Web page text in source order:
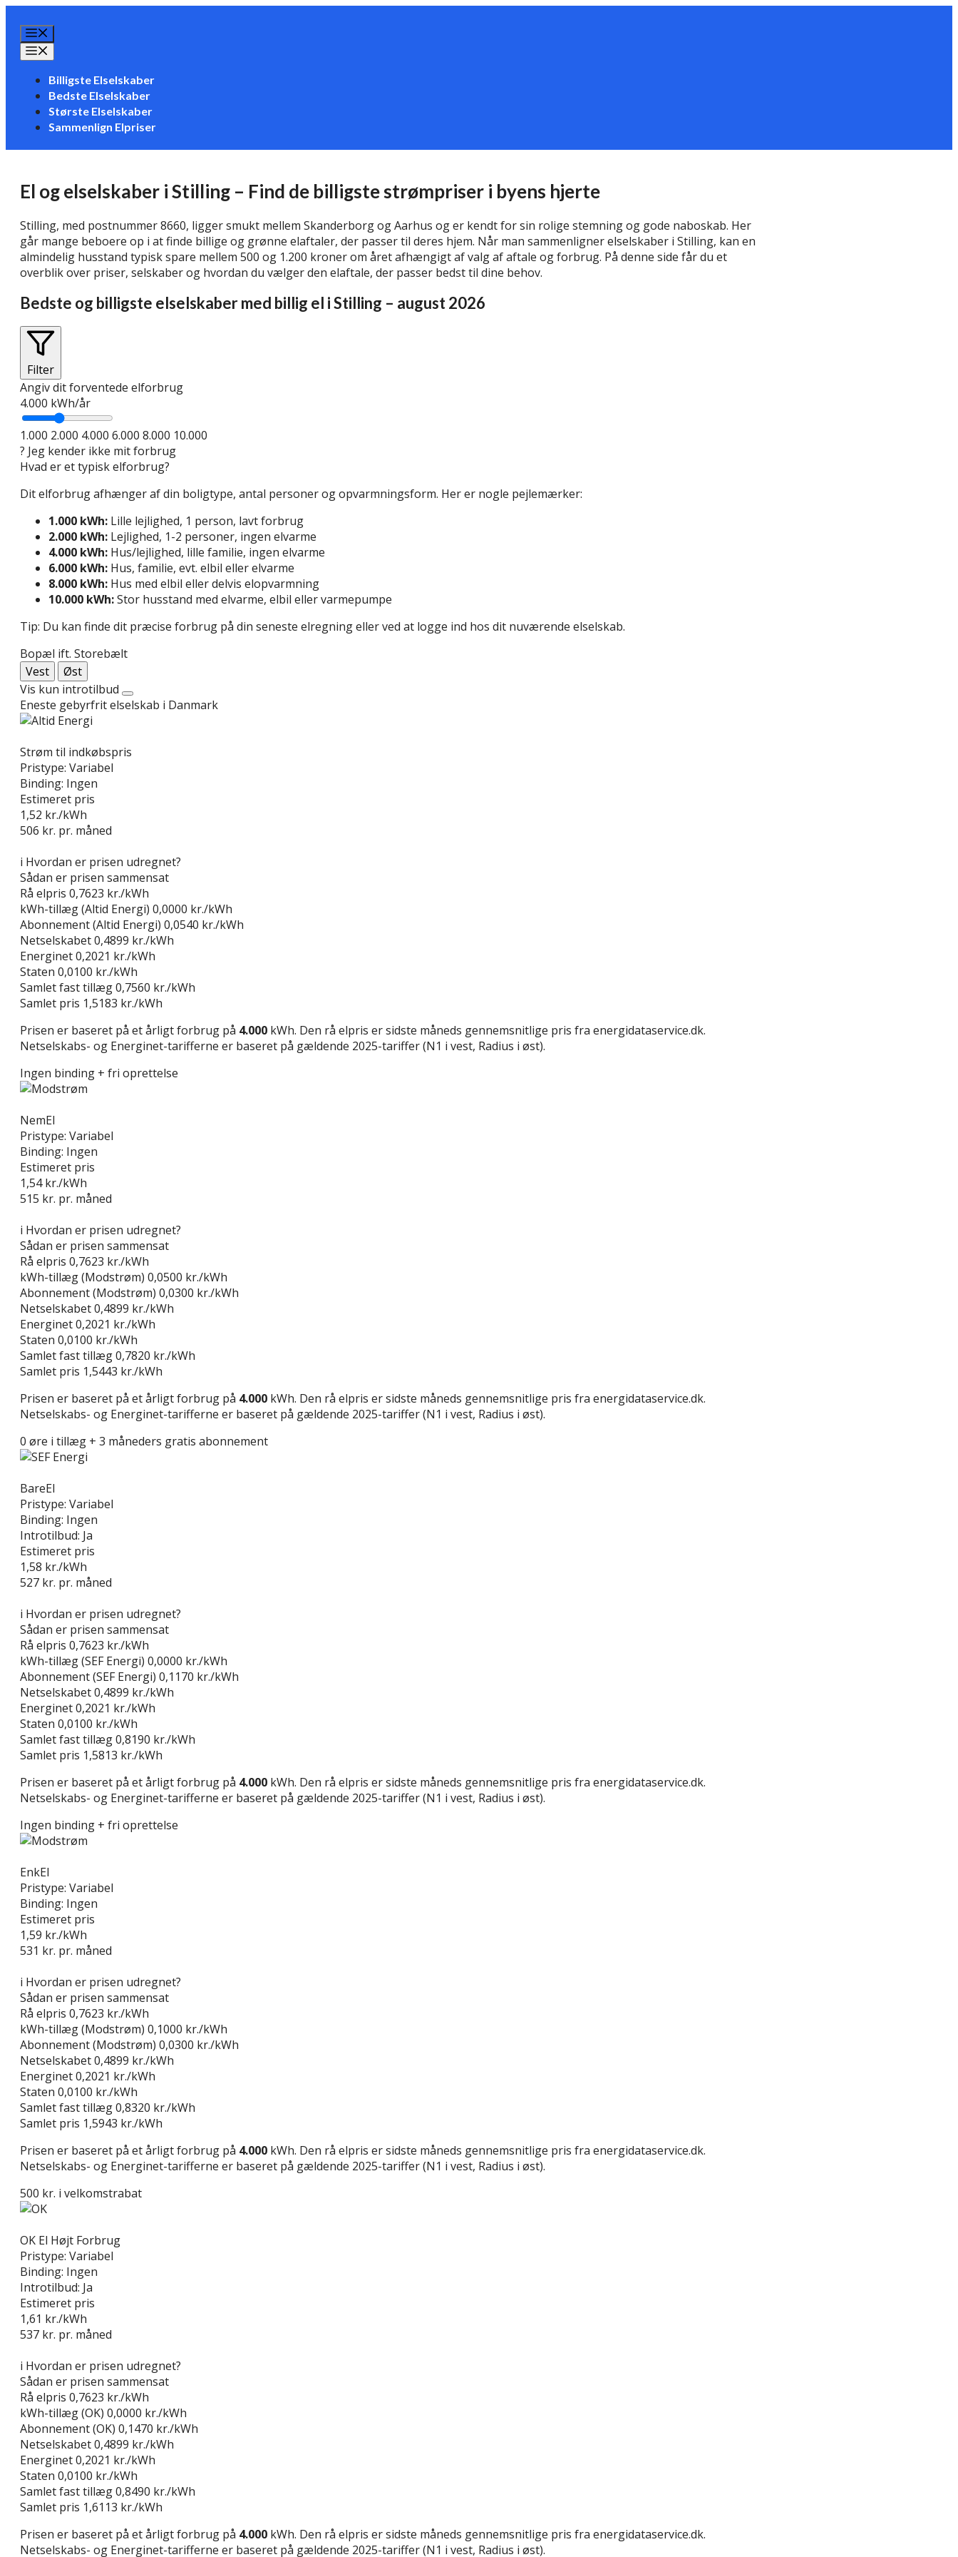
indhold
Billigste Elselskaber
Bedste Elselskaber
Største Elselskaber
Sammenlign Elpriser
El og elselskaber i Stilling – Find de billigste strømpriser i byens hjerte
Stilling, med postnummer 8660, ligger smukt mellem Skanderborg og Aarhus og er kendt for sin rolige stemning og gode naboskab. Her
går mange beboere op i at finde billige og grønne elaftaler, der passer til deres hjem. Når man sammenligner elselskaber i Stilling, kan en
almindelig husstand typisk spare mellem 500 og 1.200 kroner om året afhængigt af valg af aftale og forbrug. På denne side får du et
overblik over priser, selskaber og hvordan du vælger den elaftale, der passer bedst til dine behov.
Bedste og billigste elselskaber med billig el i Stilling – august 2026
Filter
Angiv dit forventede elforbrug
4.000 kWh/år
1.000 2.000 4.000 6.000 8.000 10.000
? Jeg kender ikke mit forbrug
Hvad er et typisk elforbrug?
Dit elforbrug afhænger af din boligtype, antal personer og opvarmningsform. Her er nogle pejlemærker:
1.000 kWh: Lille lejlighed, 1 person, lavt forbrug
2.000 kWh: Lejlighed, 1-2 personer, ingen elvarme
4.000 kWh: Hus/lejlighed, lille familie, ingen elvarme
6.000 kWh: Hus, familie, evt. elbil eller elvarme
8.000 kWh: Hus med elbil eller delvis elopvarmning
10.000 kWh:Stor husstand med elvarme, elbil eller varmepumpe
Tip: Du kan finde dit præcise forbrug på din seneste elregning eller ved at logge ind hos dit nuværende elselskab.
Bopæl ift. Storebælt
Vest
Øst
Vis kun introtilbud
Eneste gebyrfrit elselskab i Danmark
Strøm til indkøbspris
Pristype: Variabel
Binding: Ingen
Estimeret pris
1,52 kr./kWh
506 kr. pr. måned
i Hvordan er prisen udregnet?
Sådan er prisen sammensat
Rå elpris 0,7623 kr./kWh
kWh-tillæg (Altid Energi) 0,0000 kr./kWh
Abonnement (Altid Energi) 0,0540 kr./kWh
Netselskabet0,4899 kr./kWh
Energinet0,2021 kr./kWh
Staten 0,0100 kr./kWh
Samlet fast tillæg0,7560 kr./kWh
Samlet pris 1,5183 kr./kWh
Prisen er baseret på et årligt forbrug på 4.000 kWh. Den rå elpris er sidste måneds gennemsnitlige pris fra energidataservice.dk.
Netselskabs- og Energinet-tarifferne er baseret på gældende 2025-tariffer (N1 i vest, Radius i øst).
Ingen binding + fri oprettelse
NemEl
Pristype: Variabel
Binding: Ingen
Estimeret pris
1,54 kr./kWh
515 kr. pr. måned
i Hvordan er prisen udregnet?
Sådan er prisen sammensat
Rå elpris 0,7623 kr./kWh
kWh-tillæg (Modstrøm) 0,0500 kr./kWh
Abonnement (Modstrøm) 0,0300 kr./kWh
Netselskabet0,4899 kr./kWh
Energinet0,2021 kr./kWh
Staten 0,0100 kr./kWh
Samlet fast tillæg0,7820 kr./kWh
Samlet pris 1,5443 kr./kWh
Prisen er baseret på et årligt forbrug på 4.000 kWh. Den rå elpris er sidste måneds gennemsnitlige pris fra energidataservice.dk.
Netselskabs- og Energinet-tarifferne er baseret på gældende 2025-tariffer (N1 i vest, Radius i øst).
0 øre i tillæg + 3 måneders gratis abonnement
BareEl
Pristype: Variabel
Binding: Ingen
Introtilbud: Ja
Estimeret pris
1,58 kr./kWh
527 kr. pr. måned
i Hvordan er prisen udregnet?
Sådan er prisen sammensat
Rå elpris 0,7623 kr./kWh
kWh-tillæg (SEF Energi) 0,0000 kr./kWh
Abonnement (SEF Energi) 0,1170 kr./kWh
Netselskabet0,4899 kr./kWh
Energinet0,2021 kr./kWh
Staten 0,0100 kr./kWh
Samlet fast tillæg0,8190 kr./kWh
Samlet pris 1,5813 kr./kWh
Prisen er baseret på et årligt forbrug på 4.000 kWh. Den rå elpris er sidste måneds gennemsnitlige pris fra energidataservice.dk.
Netselskabs- og Energinet-tarifferne er baseret på gældende 2025-tariffer (N1 i vest, Radius i øst).
Ingen binding + fri oprettelse
EnkEl
Pristype: Variabel
Binding: Ingen
Estimeret pris
1,59 kr./kWh
531 kr. pr. måned
i Hvordan er prisen udregnet?
Sådan er prisen sammensat
Rå elpris 0,7623 kr./kWh
kWh-tillæg (Modstrøm) 0,1000 kr./kWh
Abonnement (Modstrøm) 0,0300 kr./kWh
Netselskabet0,4899 kr./kWh
Energinet0,2021 kr./kWh
Staten 0,0100 kr./kWh
Samlet fast tillæg0,8320 kr./kWh
Samlet pris 1,5943 kr./kWh
Prisen er baseret på et årligt forbrug på 4.000 kWh. Den rå elpris er sidste måneds gennemsnitlige pris fra energidataservice.dk.
Netselskabs- og Energinet-tarifferne er baseret på gældende 2025-tariffer (N1 i vest, Radius i øst).
500 kr. i velkomstrabat
OK El Højt Forbrug
Pristype: Variabel
Binding: Ingen
Introtilbud: Ja
Estimeret pris
1,61 kr./kWh
537 kr. pr. måned
i Hvordan er prisen udregnet?
Sådan er prisen sammensat
Rå elpris 0,7623 kr./kWh
kWh-tillæg (OK) 0,0000 kr./kWh
Abonnement (OK) 0,1470 kr./kWh
Netselskabet0,4899 kr./kWh
Energinet0,2021 kr./kWh
Staten 0,0100 kr./kWh
Samlet fast tillæg0,8490 kr./kWh
Samlet pris 1,6113 kr./kWh
Prisen er baseret på et årligt forbrug på 4.000 kWh. Den rå elpris er sidste måneds gennemsnitlige pris fra energidataservice.dk.
Netselskabs- og Energinet-tarifferne er baseret på gældende 2025-tariffer (N1 i vest, Radius i øst).